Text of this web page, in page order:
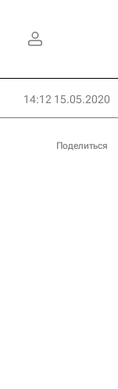
14:12 15.05.2020
Поделиться